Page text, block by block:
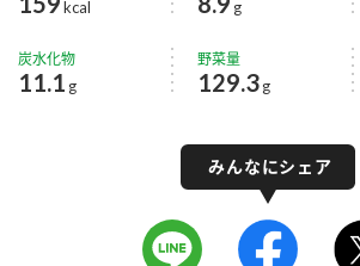
kcal g
炭水化物
11.1 g
野菜量
129.3g